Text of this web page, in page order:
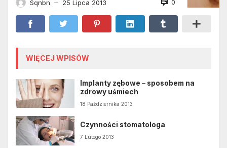
Sqnbn — 25 Lipca 2013 0
WIĘCEJ WPISÓW
Implanty zębowe – sposobem na
zdrowy uśmiech
18 Października 2013
Czynności stomatologa
7 Lutego 2013